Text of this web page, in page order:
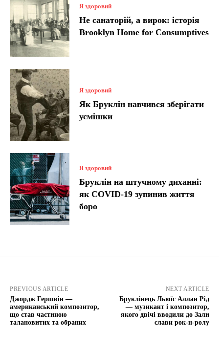
Я здоровий
Не санаторій, а вирок: історія
Brooklyn Home for Consumptives
Я здоровий
Як Бруклін навчився зберігати
усмішки
Я здоровий
Бруклін на штучному диханні:
як COVID-19 зупинив життя
боро
PREVIOUS ARTICLE
Джордж Гершвін —
американський композитор,
що став частиною
талановитих та обраних
NEXT ARTICLE
Бруклінець Льюїс Аллан Рід
— музикант і композитор,
якого двічі вводили до Зали
слави рок-н-ролу